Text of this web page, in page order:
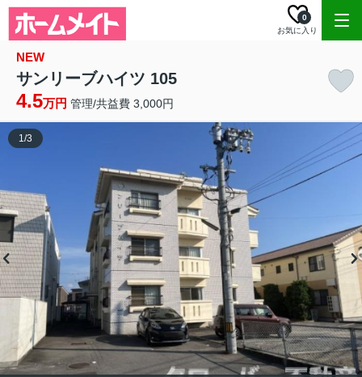
お気に入り
0
NEW
サンリーブハイツ 105
4.5万円 管理/共益費 3,000円
1/3